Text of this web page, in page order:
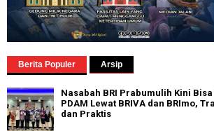
Berita Populer Arsip
Nasabah BRI Prabumulih Kini
PDAM Lewat BRIVA dan BRImo,
dan Praktis